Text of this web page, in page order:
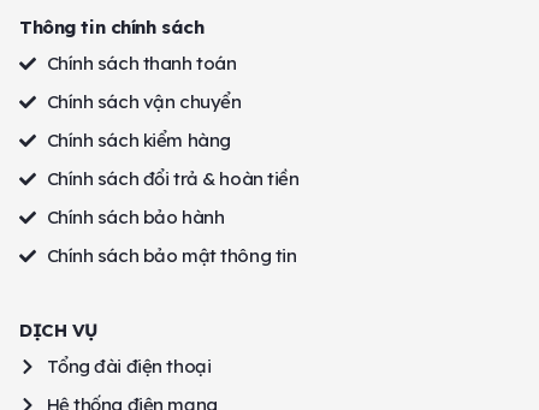
Thông tin chính sách
Chính sách thanh toán
Chính sách vận chuyển
Chính sách kiểm hàng
Chính sách đổi trả & hoàn tiền
Chính sách bảo hành
Chính sách bảo mật thông tin
DỊCH VỤ
Tổng đài điện thoại
Hệ thống điện mạng